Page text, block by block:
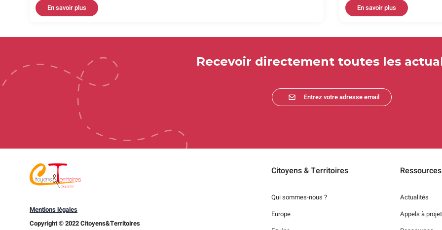
En savoir plus En savoir plus
Recevoir directement toutes les
Entrez votre adresse email
Mentions légales
Copyright © 2022 Citoyens&Territoires
Citoyens & Territoires
Qui sommes-nous ?
Europe
Ressources
Actualités
Appels à projet